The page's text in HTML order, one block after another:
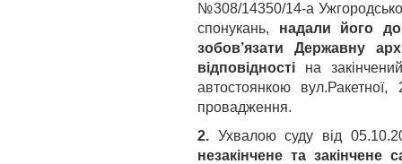
№308/14350/14-а
спонукань, надали його
зобов’язати Державну
відповідності на
автостоянкою
провадження.
2. Ухвалою суду від
незакінчене та закінчене